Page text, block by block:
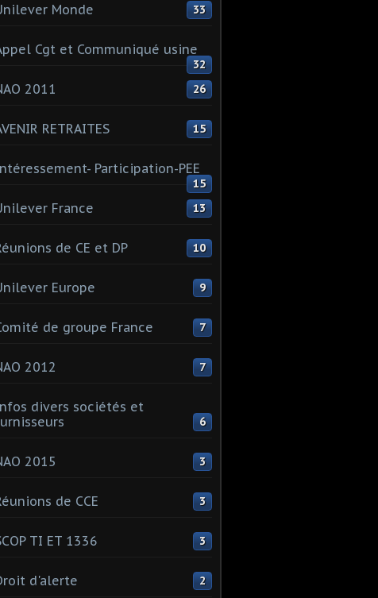
Monde 33
Cgt et Communiqué usine
32
2011 26
RETRAITES 15
Participation-PEE
15
France 13
de CE et DP 10
Europe 9
de groupe France 7
2012 7
divers sociétés et
6
2015 3
de CCE 3
TI ET 1336 3
d'alerte 2